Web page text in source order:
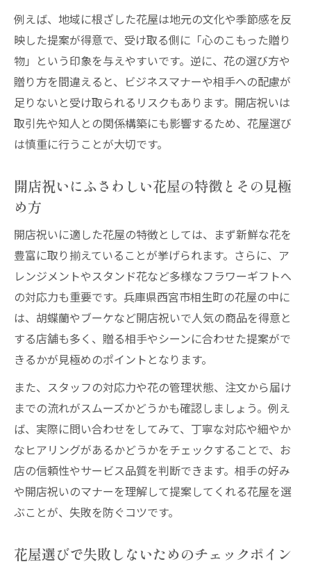
ト
おしゃれに贈る開店祝いは花屋が決め手
花屋で見つけるおしゃれな開店祝いギフト
提案
花屋のセンスが光るデザインアレンジの選
び方
花屋ならではの季節感あふれる開店祝い特
個性を演出できる花屋のアレンジメント活
用法
失敗しない花屋の選び方と開店祝いの極意
花屋選びで失敗しないための大切なポイン
ト
開店祝い向け花屋選びのよくあるミスと対
策
花屋と相性の良い開店祝い選びの極意を伝
授
花屋選びで押さえたい開店祝いのマナー知
識
信頼できる花屋で開店祝いを成功させる方
法
ビジネスマナーに沿った花屋利用のポイント
花屋利用で守るべき開店祝いのビジネスマ
例えば、地域に根ざした花屋は地元の文化や季節感を反
映した提案が得意で、受け取る側に「心のこもった贈り
物」という印象を与えやすいです。逆に、花の選び方や
贈り方を間違えると、ビジネスマナーや相手への配慮が
足りないと受け取られるリスクもあります。開店祝いは
取引先や知人との関係構築にも影響するため、花屋選び
は慎重に行うことが大切です。
開店祝いにふさわしい花屋の特徴とその見極
め方
開店祝いに適した花屋の特徴としては、まず新鮮な花を
豊富に取り揃えていることが挙げられます。さらに、ア
レンジメントやスタンド花など多様なフラワーギフトへ
の対応力も重要です。兵庫県西宮市相生町の花屋の中に
は、胡蝶蘭やブーケなど開店祝いで人気の商品を得意と
する店舗も多く、贈る相手やシーンに合わせた提案がで
きるかが見極めのポイントとなります。
また、スタッフの対応力や花の管理状態、注文から届け
までの流れがスムーズかどうかも確認しましょう。例え
ば、実際に問い合わせをしてみて、丁寧な対応や細やか
なヒアリングがあるかどうかをチェックすることで、お
店の信頼性やサービス品質を判断できます。相手の好み
や開店祝いのマナーを理解して提案してくれる花屋を選
ぶことが、失敗を防ぐコツです。
花屋選びで失敗しないためのチェックポイン